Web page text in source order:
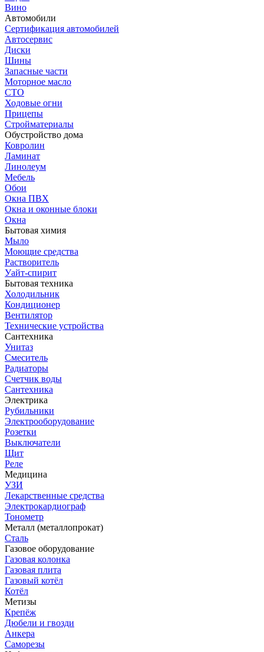
Вино
Автомобили
Сертификация автомобилей
Автосервис
Диски
Шины
Запасные части
Моторное масло
СТО
Ходовые огни
Прицепы
Стройматериалы
Обустройство дома
Ковролин
Ламинат
Линолеум
Мебель
Обои
Окна ПВХ
Окна и оконные блоки
Окна
Бытовая химия
Мыло
Моющие средства
Растворитель
Уайт-спирит
Бытовая техника
Холодильник
Кондиционер
Вентилятор
Технические устройства
Сантехника
Унитаз
Смеситель
Радиаторы
Счетчик воды
Сантехника
Электрика
Рубильники
Электрооборудование
Розетки
Выключатели
Щит
Реле
Медицина
УЗИ
Лекарственные средства
Электрокардиограф
Тонометр
Металл (металлопрокат)
Сталь
Газовое оборудование
Газовая колонка
Газовая плита
Газовый котёл
Котёл
Метизы
Крепёж
Дюбели и гвозди
Анкера
Саморезы